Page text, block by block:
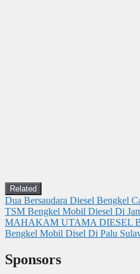
Related
Dua Bersaudara Diesel Bengkel
TSM Bengkel Mobil Diesel Di
MAHAKAM UTAMA DIESEL
Bengkel Mobil Disel Di Palu
Sponsors